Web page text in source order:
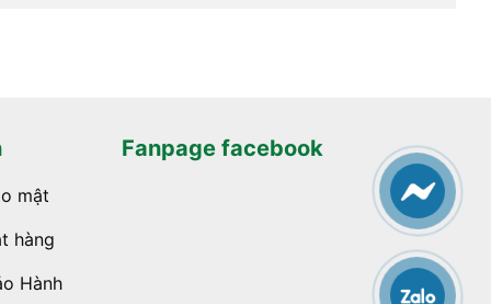
mật
hàng
Hành
Fanpage facebook